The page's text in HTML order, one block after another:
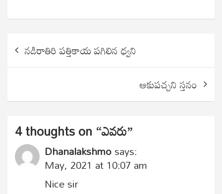
Post
navigation
నడిరాతిరి పత్తికాయ పగిలిన ధ్వని
ఆకుపచ్చని స్తనం
4 thoughts on “ఎవరు”
Dhanalakshmosays:
May, 2021 at 10:07 am
Nice sir